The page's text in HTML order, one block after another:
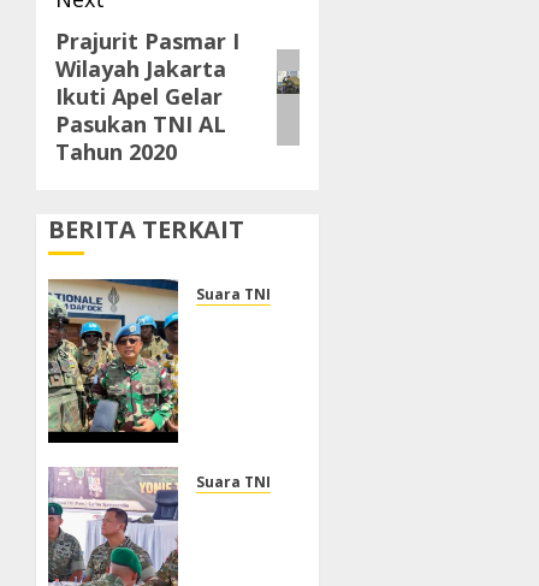
Next
post:
Prajurit Pasmar I
Wilayah Jakarta
Ikuti Apel Gelar
Pasukan TNI AL
Tahun 2020
BERITA TERKAIT
Suara TNI
Mayjen
Suara TNI